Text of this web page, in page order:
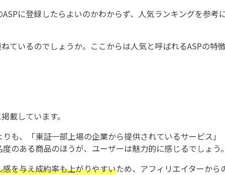
に登録したらよいのかわからず、人気ランキングを参考
ているのでしょうか。ここからは人気と呼ばれるASPの特
載しています。
も、「東証一部上場の企業から提供されているサービス」
のある商品のほうが、ユーザーは魅力的に感じるでしょう。
を与え成約率も上がりやすいため、アフィリエイターから